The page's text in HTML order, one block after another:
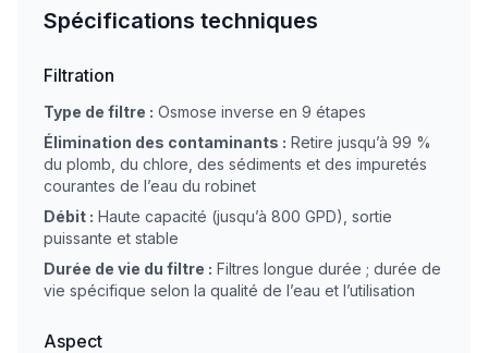
Spécifications techniques
Filtration
Type de filtre : Osmose inverse en 9 étapes
Élimination des contaminants : Retire jusqu’à 99 %
du plomb, du chlore, des sédiments et des impuretés
courantes de l’eau du robinet
Débit : Haute capacité (jusqu’à 800 GPD), sortie
puissante et stable
Durée de vie du filtre : Filtres longue durée ; durée de
vie spécifique selon la qualité de l’eau et l’utilisation
Aspect